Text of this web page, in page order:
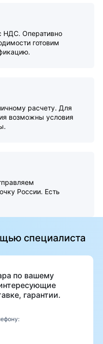
НДС. Оперативно
готовим
расчету. Для
возможны условия
России. Есть
специалиста
по вашему
гарантии.